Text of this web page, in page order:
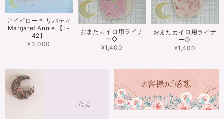
アイピロー＊ リバティ
Margaret Annie 【L-
42】
¥3,000
おまたカイロ用ライナ
ー◇
¥1,400
おまたカイロ用ライナ
ー◇
¥1,400